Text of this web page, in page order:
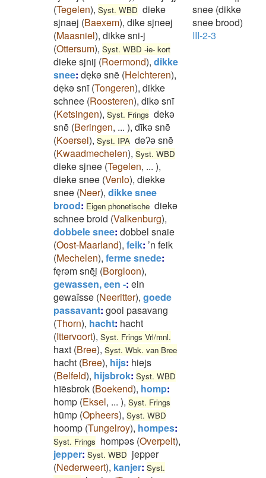
(Tegelen), Syst. WBD dieke
sjnaej (Baexem), dike sjneej
(Maasniel), dikke sni-j
(Ottersum), Syst. WBD -ie- kort
dieke sjnij (Roermond), dikke
snee: deͅkə snē (Helchteren),
deͅkə snī(Tongeren), dikke
schnee (Roosteren), dikə snī
(Ketsingen), Syst. Frings dekə
snē (Beringen, ... ), dīkə snē
(Koersel), Syst. IPA deʔə snē
(Kwaadmechelen), Syst. WBD
dieke sjnee (Tegelen, ... ),
dieke snee (Venlo), diekke
snee (Neer), dikke snee
brood: Eigen phonetische diekə
schnee broid (Valkenburg),
dobbele snee: dobbel snaie
(Oost-Maarland), feik: ’n feik
(Mechelen), ferme snede:
feͅrəm snēi̯ (Borgloon),
gewassen, een -: ein
gewaîsse (Neeritter), goede
passavant: gooi pasavang
(Thorn), hacht: hacht
(Ittervoort), Syst. Frings Vrl/mnl.
haxt (Bree), Syst. Wbk. van Bree
hacht (Bree), hijs: hiejs
(Belfeld), hijsbrok: Syst. WBD
hīēsbrok (Boekend), homp:
homp (Eksel, ... ), Syst. Frings
hūmp (Opheers), Syst. WBD
hoomp (Tungelroy), hompes:
Syst. Frings hompəs (Overpelt),
jepper: Syst. WBD jepper
(Nederweert), kanjer: Syst.
snee (dikke
snee brood)
III-2-3